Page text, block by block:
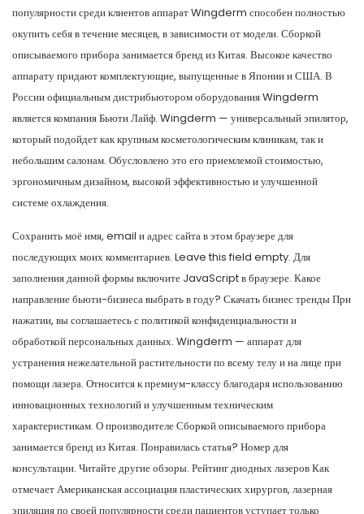
популярности среди клиентов аппарат Wingderm способен полностью
окупить себя в течение месяцев, в зависимости от модели. Сборкой
описываемого прибора занимается бренд из Китая. Высокое качество
аппарату придают комплектующие, выпущенные в Японии и США. В
России официальным дистрибьютором оборудования Wingderm
является компания Бьюти Лайф. Wingderm — универсальный эпилятор,
который подойдет как крупным косметологическим клиникам, так и
небольшим салонам. Обусловлено это его приемлемой стоимостью,
эргономичным дизайном, высокой эффективностью и улучшенной
системе охлаждения.
Сохранить моё имя, email и адрес сайта в этом браузере для
последующих моих комментариев. Leave this field empty. Для
заполнения данной формы включите JavaScript в браузере. Какое
направление бьюти-бизнеса выбрать в году? Скачать бизнес тренды При
нажатии, вы соглашаетесь с политикой конфиденциальности и
обработкой персональных данных. Wingderm — аппарат для
устранения нежелательной растительности по всему телу и на лице при
помощи лазера. Относится к премиум-классу благодаря использованию
инновационных технологий и улучшенным техническим
характеристикам. О производителе Сборкой описываемого прибора
занимается бренд из Китая. Понравилась статья? Номер для
консультации. Читайте другие обзоры. Рейтинг диодных лазеров Как
отмечает Американская ассоциация пластических хирургов, лазерная
эпиляция по своей популярности среди пациентов уступает только